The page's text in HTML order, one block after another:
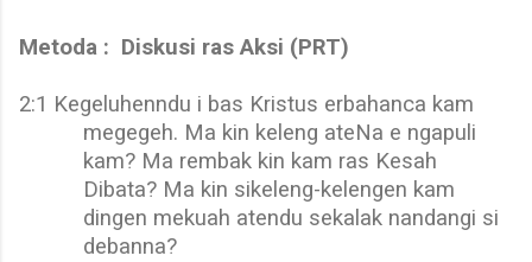
Metoda : Diskusi ras Aksi (PRT)
2:1 Kegeluhenndu i bas Kristus erbahanca kam
megegeh. Ma kin keleng ateNa e ngapuli
kam? Ma rembak kin kam ras Kesah
Dibata? Ma kin sikeleng-kelengen kam
dingen mekuah atendu sekalak nandangi si
debanna?